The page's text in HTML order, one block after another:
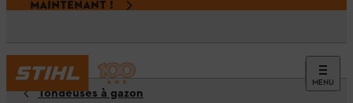
MAINTENANT !
MENU
Tondeuses à gazon